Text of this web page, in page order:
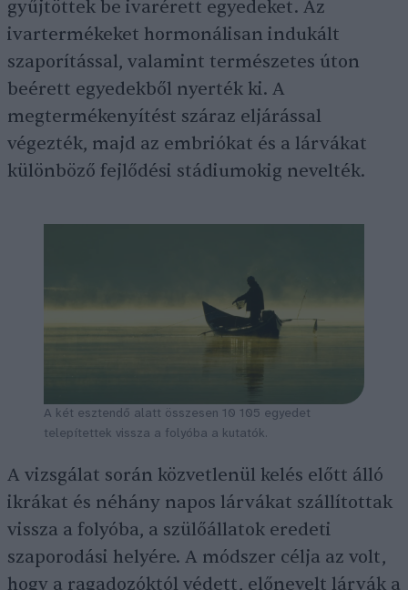
gyűjtöttek be ivarérett egyedeket. Az
ivartermékeket hormonálisan indukált
szaporítással, valamint természetes úton
beérett egyedekből nyerték ki. A
megtermékenyítést száraz eljárással
végezték, majd az embriókat és a lárvákat
különböző fejlődési stádiumokig nevelték.
A két esztendő alatt összesen 10 105 egyedet
telepítettek vissza a folyóba a kutatók.
A vizsgálat során közvetlenül kelés előtt álló
ikrákat és néhány napos lárvákat szállítottak
vissza a folyóba, a szülőállatok eredeti
szaporodási helyére. A módszer célja az volt,
hogy a ragadozóktól védett, előnevelt lárvák a